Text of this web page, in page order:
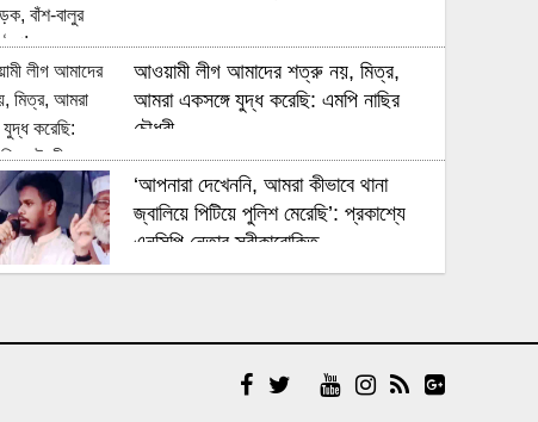
বিশ্বকাপ ফাইনালের পরেই রেফারিং ছাড়লেন
স্লাভকো ভিনচিচ
আর্জেন্টিনার বিপক্ষে কাব্রালের বাঁকানো শট
‘বিশ্বকাপের সেরা গোল’
মিরাজের সাক্ষাৎকার: বরফ গলবে কি?
আওয়ামী লীগ আমাদের শত্রু নয়, মিত্র,
আমরা একসঙ্গে যুদ্ধ করেছি: এমপি নাছির
চৌধুরী
‘আপনারা দেখেননি, আমরা কীভাবে থানা
জ্বালিয়ে পিটিয়ে পুলিশ মেরেছি’: প্রকাশ্যে
এনসিপি নেতার স্বীকারোক্তি